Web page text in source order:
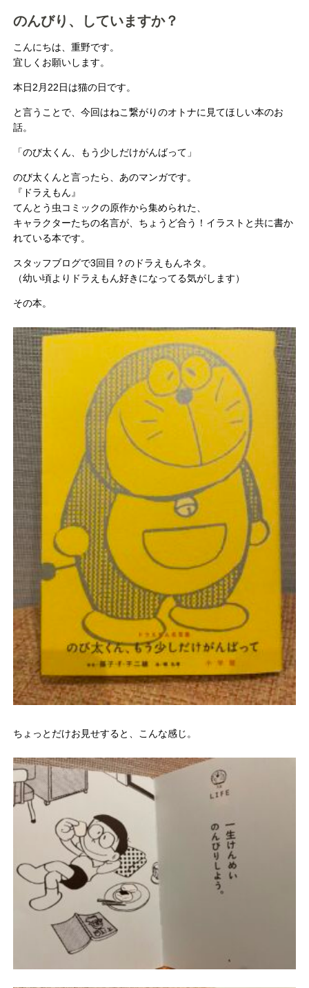
のんびり、していますか？
こんにちは、重野です。
宜しくお願いします。
本日2月22日は猫の日です。
と言うことで、今回はねこ繋がりのオトナに見てほしい本のお
話。
「のび太くん、もう少しだけがんばって」
のび太くんと言ったら、あのマンガです。
『ドラえもん』
てんとう虫コミックの原作から集められた、
キャラクターたちの名言が、ちょうど合う！イラストと共に書か
れている本です。
スタッフブログで3回目？のドラえもんネタ。
（幼い頃よりドラえもん好きになってる気がします）
その本。
ちょっとだけお見せすると、こんな感じ。